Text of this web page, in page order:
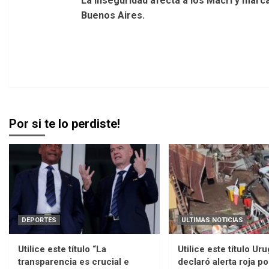
Navigation
Buenos Aires.
Por si te lo perdiste!
DEPORTES
Utilice este título “La
transparencia es crucial e
ULTIMAS NOTICIAS
Utilice este título
declaró alerta roja